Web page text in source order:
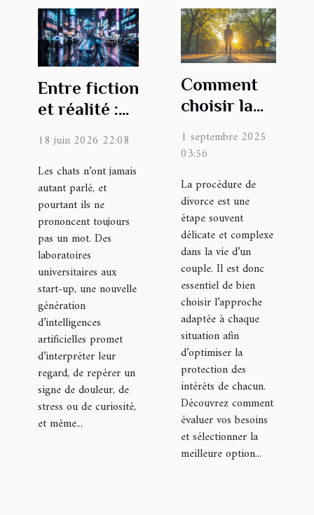
Entre fiction
et réalité :
intelligences
artificielles
qui
interprètent
le regard
félin
18 juin 2026 22:08
Les chats n’ont jamais
autant parlé, et
pourtant ils ne
prononcent toujours
pas un mot. Des
laboratoires
universitaires aux
start-up, une nouvelle
génération
d’intelligences
artificielles promet
d’interpréter leur
regard, de repérer un
signe de douleur, de
stress ou de curiosité,
et même...
Comment
choisir la
approche
procédure
de divorce ?
1 septembre 2025
03:56
La procédure de
divorce est une
étape souvent
délicate et complexe
dans la vie d’un
couple. Il est donc
essentiel de bien
choisir l’approche
adaptée à chaque
situation afin
d’optimiser la
protection des
intérêts de chacun.
Découvrez comment
évaluer vos besoins
et sélectionner la
meilleure option...